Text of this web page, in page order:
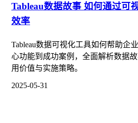
Tableau数据故事 如何通过可
效率
Tableau数据可视化工具如何帮助企
心功能到成功案例，全面解析数据
用价值与实施策略。
2025-05-31